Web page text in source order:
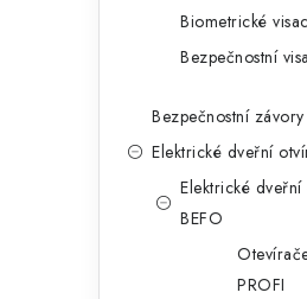
Biometrické
Bezpečnostní
Bezpečnostní
Elektrické dveřní
Elektrické dveřní
BEFO
PROFI